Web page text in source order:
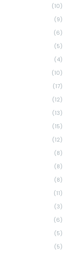
(10)
(9)
(6)
(5)
(4)
(10)
(17)
(12)
(13)
(15)
(12)
(8)
(8)
(8)
(11)
(3)
(6)
(5)
(5)